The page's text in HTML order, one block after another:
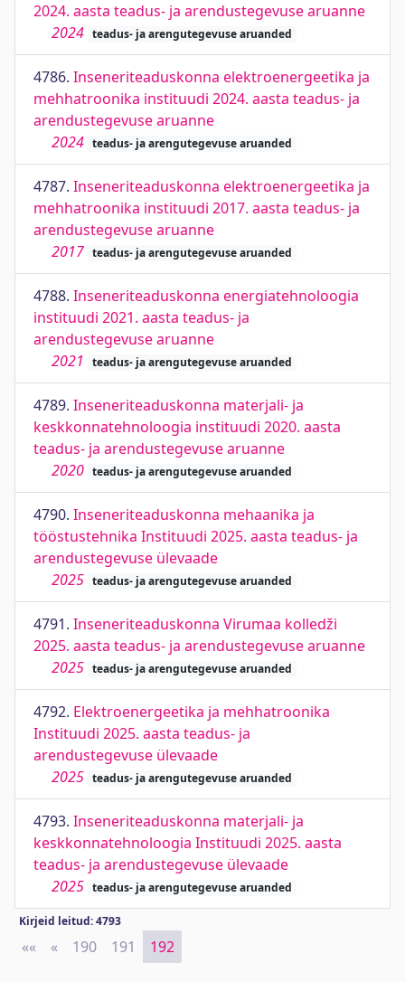
2024. aasta teadus- ja arendustegevuse aruanne
2024 teadus- ja arengutegevuse aruanded
4786. Inseneriteaduskonna elektroenergeetika ja
mehhatroonika instituudi 2024. aasta teadus- ja
arendustegevuse aruanne
2024 teadus- ja arengutegevuse aruanded
4787. Inseneriteaduskonna elektroenergeetika ja
mehhatroonika instituudi 2017. aasta teadus- ja
arendustegevuse aruanne
2017 teadus- ja arengutegevuse aruanded
4788. Inseneriteaduskonna energiatehnoloogia
instituudi 2021. aasta teadus- ja
arendustegevuse aruanne
2021
teadus- ja arengutegevuse aruanded
4789. Inseneriteaduskonna materjali- ja
keskkonnatehnoloogia instituudi 2020. aasta
teadus- ja arendustegevuse aruanne
2020 teadus- ja arengutegevuse aruanded
4790. Inseneriteaduskonna mehaanika ja
tööstustehnika Instituudi 2025. aasta teadus- ja
arendustegevuse ülevaade
2025 teadus- ja arengutegevuse aruanded
4791. Inseneriteaduskonna Virumaa kolledži
2025. aasta teadus- ja arendustegevuse aruanne
2025 teadus- ja arengutegevuse aruanded
4792. Elektroenergeetika ja mehhatroonika
Instituudi 2025. aasta teadus- ja
arendustegevuse ülevaade
2025 teadus- ja arengutegevuse aruanded
4793. Inseneriteaduskonna materjali- ja
keskkonnatehnoloogia Instituudi 2025. aasta
teadus- ja arendustegevuse ülevaade
2025 teadus- ja arengutegevuse aruanded
Kirjeid leitud: 4793
«« First
« Previous
190 191 192